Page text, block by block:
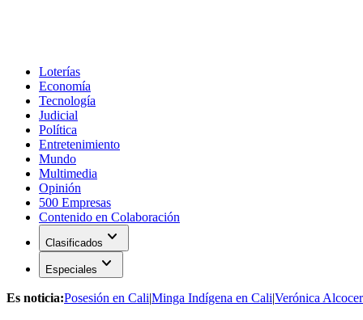
Loterías
Economía
Tecnología
Judicial
Política
Entretenimiento
Mundo
Multimedia
Opinión
500 Empresas
Contenido en Colaboración
Clasificados expand_more
Especiales expand_more
Es noticia:Posesión en Cali|Minga Indígena en Cali|Verónica Alcocer